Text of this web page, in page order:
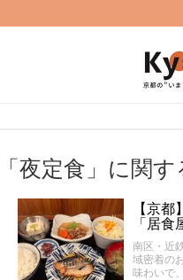
「夜定食」に関
【京
「居食
南区・近
域密着の
味わいで